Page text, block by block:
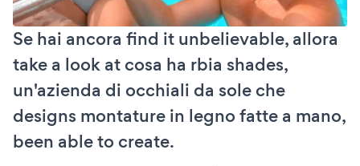
Se hai ancora find it unbelievable, allora
take a look at cosa ha rbia shades,
un'azienda di occhiali da sole che
designs montature in legno fatte a mano,
been able to create.